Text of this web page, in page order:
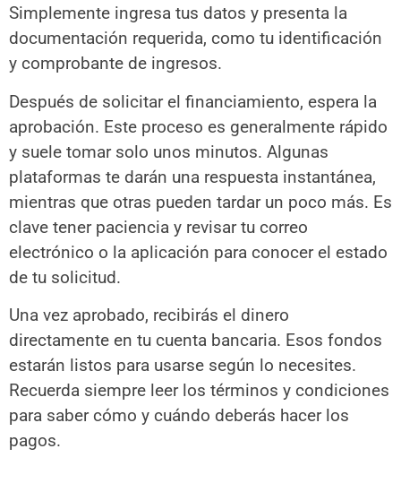
Simplemente ingresa tus datos y presenta la
documentación requerida, como tu identificación
y comprobante de ingresos.
Después de solicitar el financiamiento, espera la
aprobación. Este proceso es generalmente rápido
y suele tomar solo unos minutos. Algunas
plataformas te darán una respuesta instantánea,
mientras que otras pueden tardar un poco más. Es
clave tener paciencia y revisar tu correo
electrónico o la aplicación para conocer el estado
de tu solicitud.
Una vez aprobado, recibirás el dinero
directamente en tu cuenta bancaria. Esos fondos
estarán listos para usarse según lo necesites.
Recuerda siempre leer los términos y condiciones
para saber cómo y cuándo deberás hacer los
pagos.